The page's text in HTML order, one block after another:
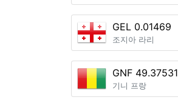
GEL 0.01469
조지아 라리
GNF 49.37531
기니 프랑